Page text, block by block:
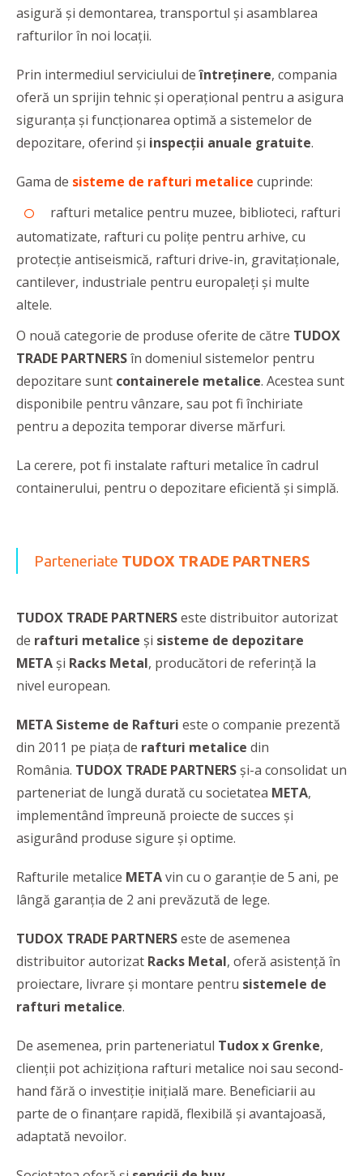
asigură şi demontarea, transportul și asamblarea
rafturilor în noi locații.
Prin intermediul serviciului deîntreținere, compania
oferă un sprijin tehnic și operațional pentru a asigura
siguranţa şi funcţionarea optimă a sistemelor de
depozitare, oferind şi inspecții anuale gratuite.
Gama de sisteme de rafturi metalice cuprinde:
rafturi metalice pentru muzee, biblioteci, rafturi
automatizate, rafturi cu polițe pentru arhive, cu
protecție antiseismică, rafturi drive-in, gravitaționale,
cantilever, industriale pentru europaleți și multe
altele.
O nouă categorie de produse oferite de către TUDOX
TRADE PARTNERSîn domeniul sistemelor pentru
depozitare sunt containerele metalice. Acestea sunt
disponibile pentru vânzare, sau pot fi închiriate
pentru a depozita temporar diverse mărfuri.
La cerere, pot fi instalate rafturi metalice în cadrul
containerului, pentru o depozitare eficientă şi simplă.
Parteneriate TUDOX TRADE PARTNERS
TUDOX TRADE PARTNERSeste distribuitor autorizat
de rafturi metalice și sisteme de depozitare
META și Racks Metal, producători de referință la
nivel european.
META Sisteme de Rafturi este o companie prezentă
din 2011 pe piața de rafturi metalice din
România. TUDOX TRADE PARTNERS și-a consolidat un
parteneriat de lungă durată cu societatea META,
implementând împreună proiecte de succes și
asigurând produse sigure şi optime.
Rafturile metalice METAvin cu o garanție de 5 ani, pe
lângă garanția de 2 ani prevăzută de lege.
TUDOX TRADE PARTNERSeste de asemenea
distribuitor autorizat Racks Metal, oferă asistență în
proiectare, livrare și montare pentru sistemele de
rafturi metalice.
De asemenea, prin parteneriatul Tudox x Grenke,
clienţii pot achiziționa rafturi metalice noi sau second-
hand fără o investiție inițială mare. Beneficiarii au
parte de o finanțare rapidă, flexibilă și avantajoasă,
adaptată nevoilor.